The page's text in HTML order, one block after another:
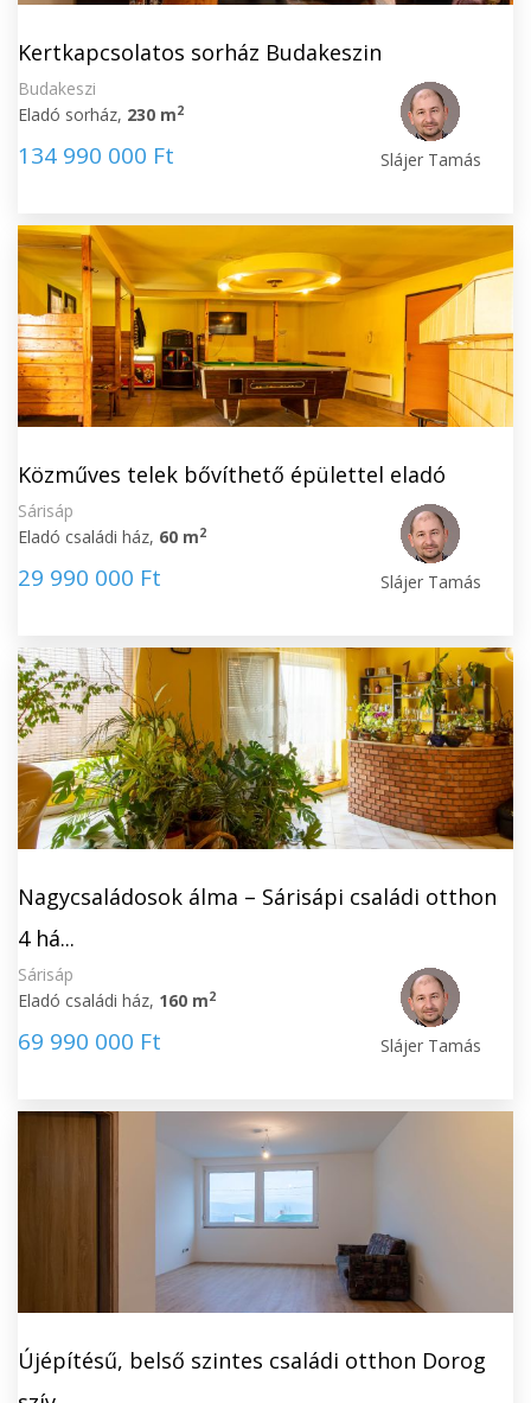
Kertkapcsolatos sorház Budakeszin
Budakeszi
Eladó sorház, 230 m2
134 990 000 Ft Slájer Tamás
Közműves telek bővíthető épülettel eladó
Sárisáp
Eladó családi ház, 60 m2
29 990 000 Ft Slájer Tamás
Nagycsaládosok álma – Sárisápi családi otthon
4 há...
Sárisáp
Eladó családi ház, 160 m2
69 990 000 Ft Slájer Tamás
Újépítésű, belső szintes családi otthon Dorog